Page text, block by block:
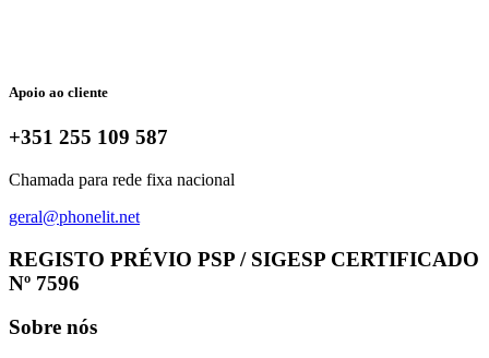
Apoio ao cliente
+351 255 109 587
Chamada para rede fixa nacional
geral@phonelit.net
REGISTO PRÉVIO PSP / SIGESP CERTIFICADO
Nº 7596
Sobre nós